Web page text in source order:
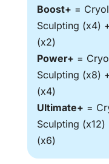
Boost+ =
Sculpting (x4)
(x2)
Power+ =
Sculpting (x8)
(x4)
Ultimate+ =
Sculpting
(x6)